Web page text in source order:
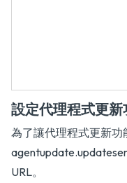
設定代理程式更新
為了讓代理程式更新
URL。